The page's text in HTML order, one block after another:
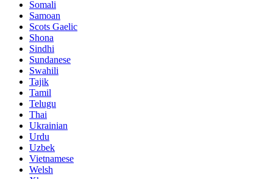
Somali
Samoan
Scots Gaelic
Shona
Sindhi
Sundanese
Swahili
Tajik
Tamil
Telugu
Thai
Ukrainian
Urdu
Uzbek
Vietnamese
Welsh